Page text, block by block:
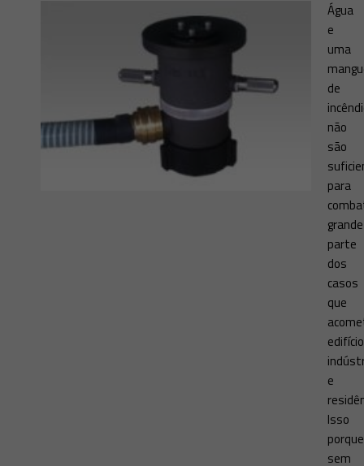
Água
e
uma
de
não
são
para
grande
parte
dos
casos
que
e
Isso
porque
sem